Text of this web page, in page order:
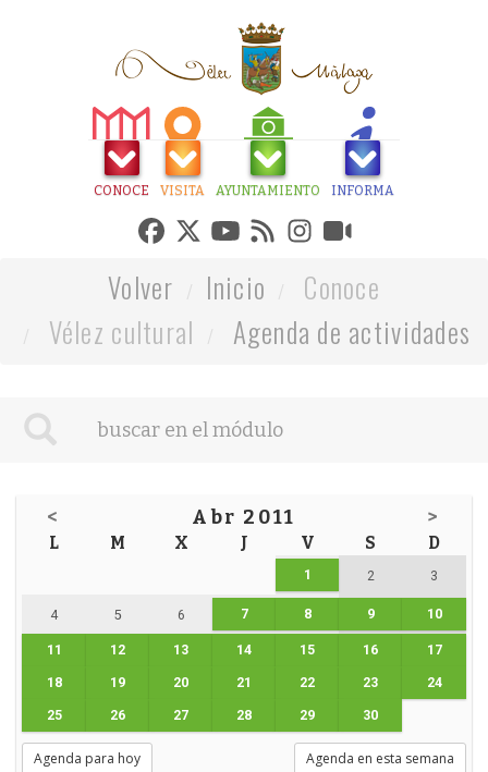
CONOCE VISITA AYUNTAMIENTO INFORMA
Volver Inicio
Conoce
Vélez cultural
Agenda de actividades
< Abr 2011 >
L M X J V S D
1 2 3
4 5 6 7 8 9 10
11 12 13 14 15 16 17
18 19 20 21 22 23 24
25 26 27 28 29 30
Agenda para hoy Agenda en esta semana